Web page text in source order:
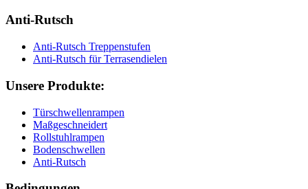
Anti-Rutsch
Anti-Rutsch Treppenstufen
Anti-Rutsch für Terrasendielen
Unsere Produkte:
Türschwellenrampen
Maßgeschneidert
Rollstuhlrampen
Bodenschwellen
Anti-Rutsch